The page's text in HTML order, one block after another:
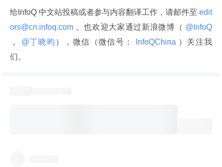
给InfoQ 中文站投稿或者参与内容翻译工作，请邮件至 edit
ors@cn.infoq.com 。也欢迎大家通过新浪微博（
，
@丁晓昀 ），微信（微信号： InfoQChina ）关注我
们。